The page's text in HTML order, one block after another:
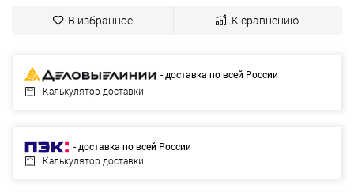
В избранное К сравнению
- доставка по всей России
Калькулятор доставки
- доставка по всей России
Калькулятор доставки